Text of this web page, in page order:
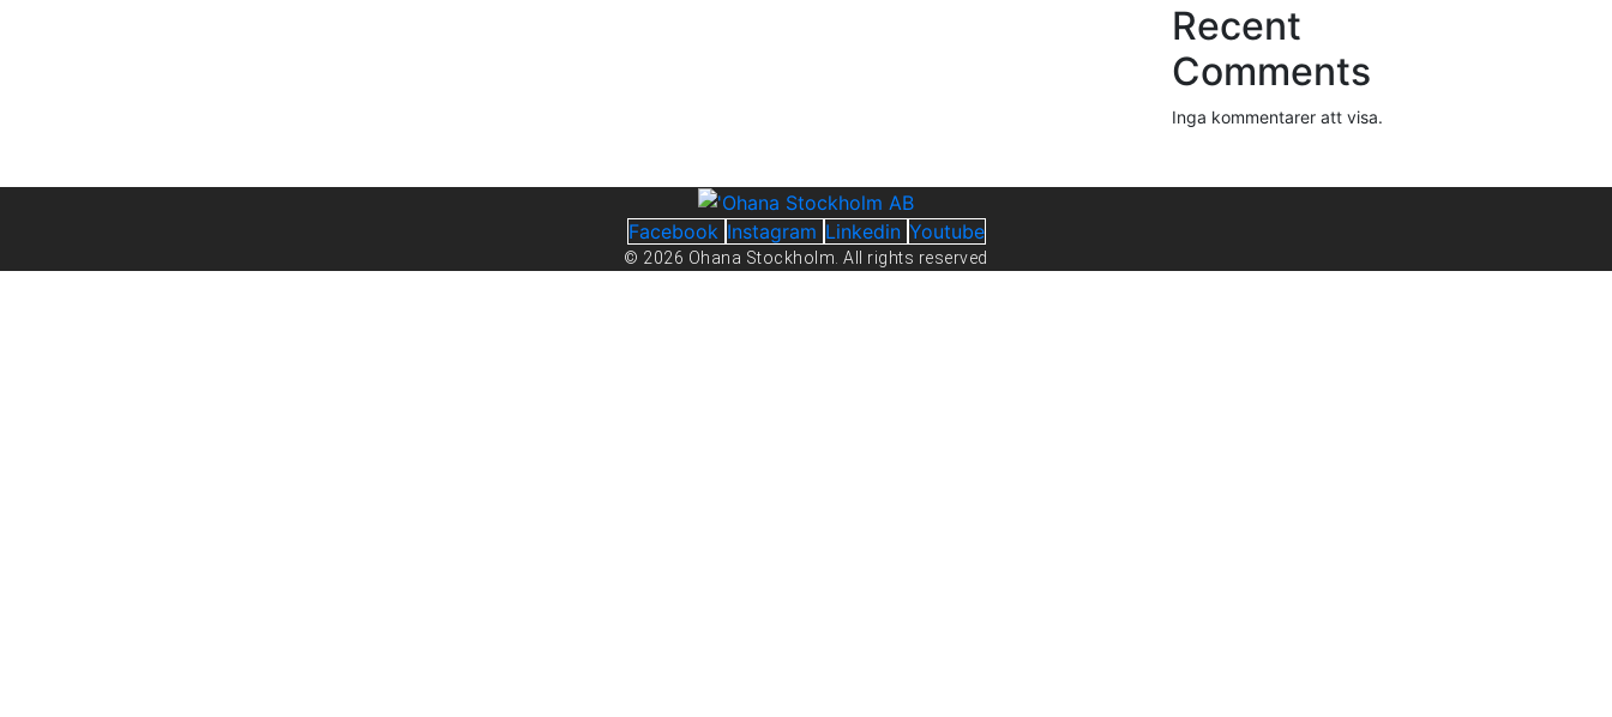
Recent
Comments
Inga kommentarer att visa.
Facebook Instagram Linkedin Youtube
© 2026 Ohana Stockholm. All rights reserved